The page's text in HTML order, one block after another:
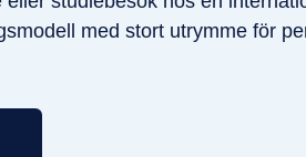
med stort utrymme för